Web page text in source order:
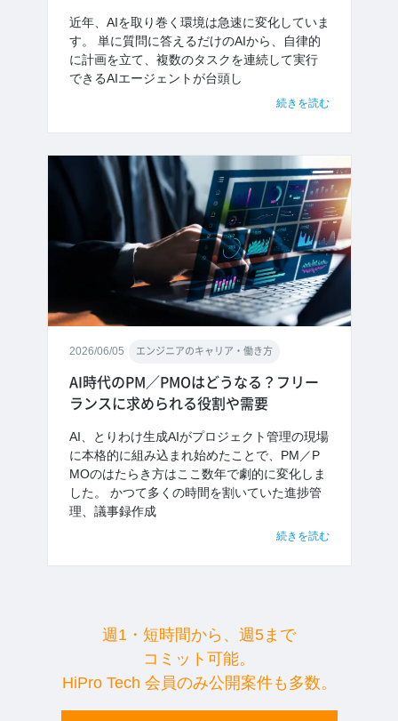
近年、AIを取り巻く環境は急速に変化していま
す。 単に質問に答えるだけのAIから、自律的
に計画を立て、複数のタスクを連続して実行
できるAIエージェントが台頭し
続きを読む
2026/06/05 エンジニアのキャリア・働き方
AI時代のPM／PMOはどうなる？フリー
ランスに求められる役割や需要
AI、とりわけ生成AIがプロジェクト管理の現場
に本格的に組み込まれ始めたことで、PM／P
MOのはたらき方はここ数年で劇的に変化しま
した。 かつて多くの時間を割いていた進捗管
理、議事録作成
続きを読む
週1・短時間から、週5まで
コミット可能。
HiPro Tech 会員のみ公開案件も多数。